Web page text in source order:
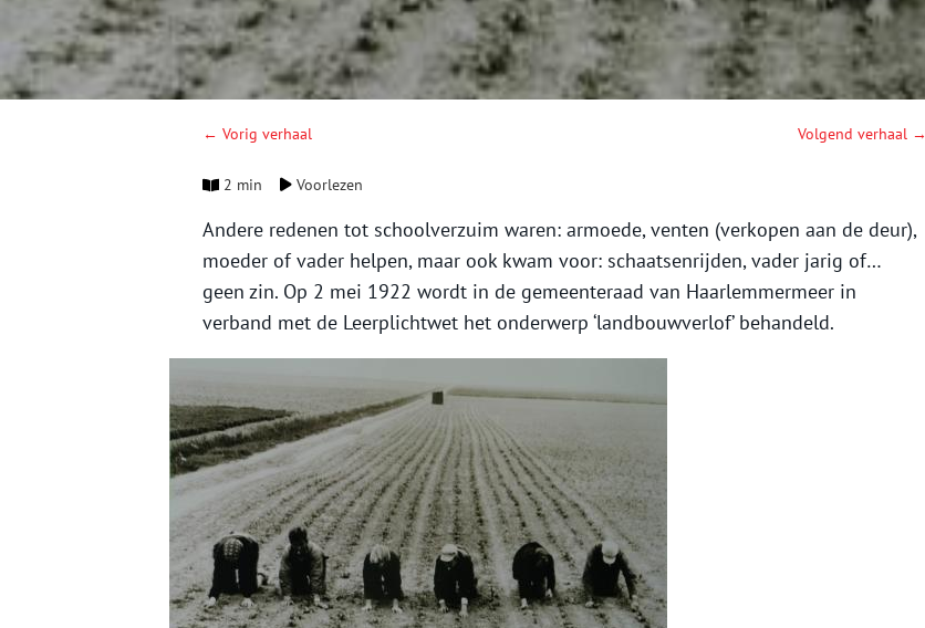
← Vorig verhaal Volgend verhaal →
2 min Voorlezen
Andere redenen tot schoolverzuim waren: armoede, venten (verkopen aan de deur),
moeder of vader helpen, maar ook kwam voor: schaatsenrijden, vader jarig of…
geen zin. Op 2 mei 1922 wordt in de gemeenteraad van Haarlemmermeer in
verband met de Leerplichtwet het onderwerp ‘landbouwverlof’ behandeld.